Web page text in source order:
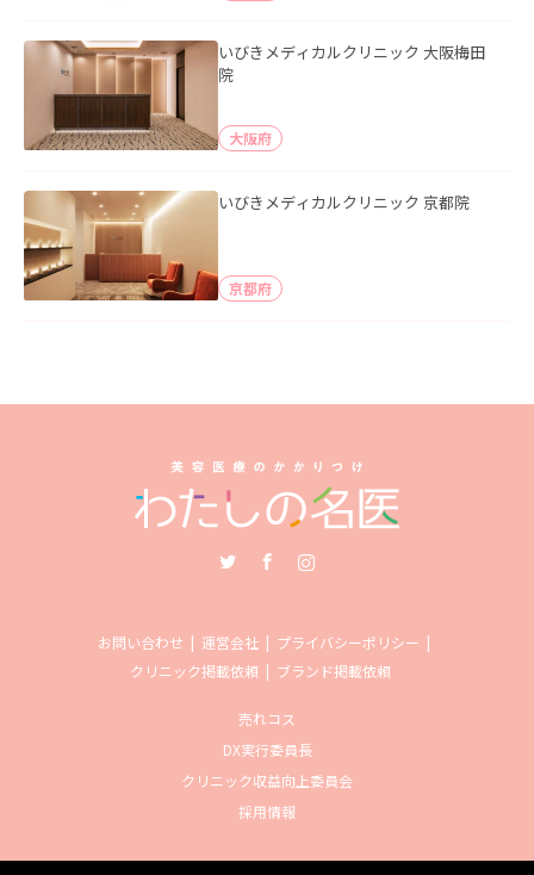
いびきメディカルクリニック 大阪梅田
院
大阪府
いびきメディカルクリニック 京都院
京都府
お問い合わせ 運営会社
プライバシーポリシー
クリニック掲載依頼
ブランド掲載依頼
売れコス
DX実行委員長
クリニック収益向上委員会
採用情報